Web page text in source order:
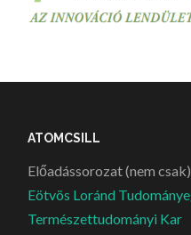
ATOMCSILL
Előadássorozat (nem csak)
Eötvös Loránd
Természettudományi Kar